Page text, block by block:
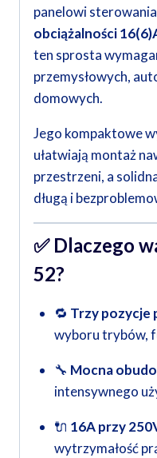
panelowi
obciążalności
ten sprosta
przemysłowych,
domowych.
Jego kompaktowe
ułatwiają montaż
przestrzeni, a
długą i
✅ Dlaczego
52?
🔁 Trzy pozycje
wyboru trybów,
🔧 Mocna
intensywnego
🔌 16A przy
wytrzymałość